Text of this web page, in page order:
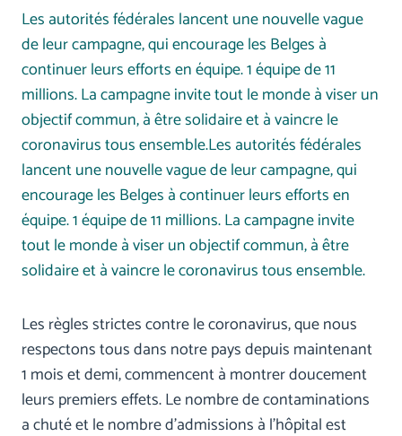
Les autorités fédérales lancent une nouvelle vague
de leur campagne, qui encourage les Belges à
continuer leurs efforts en équipe. 1 équipe de 11
millions. La campagne invite tout le monde à viser un
objectif commun, à être solidaire et à vaincre le
coronavirus tous ensemble.Les autorités fédérales
lancent une nouvelle vague de leur campagne, qui
encourage les Belges à continuer leurs efforts en
équipe. 1 équipe de 11 millions. La campagne invite
tout le monde à viser un objectif commun, à être
solidaire et à vaincre le coronavirus tous ensemble.
Les règles strictes contre le coronavirus, que nous
respectons tous dans notre pays depuis maintenant
1 mois et demi, commencent à montrer doucement
leurs premiers effets. Le nombre de contaminations
a chuté et le nombre d'admissions à l'hôpital est